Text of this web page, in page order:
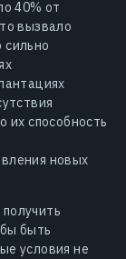
40% от
вызвало
их способность
новых
быть
условия не